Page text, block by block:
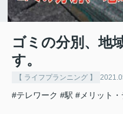
ゴミの分別、地
す。
【 ライフプランニング 】
#テレワーク #駅 #メリット・